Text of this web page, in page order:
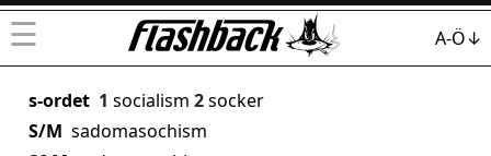
☰ A-Ö↓
s-ordet 1 socialism 2socker
S/M sadomasochism